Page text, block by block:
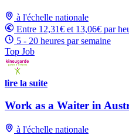
à l'échelle nationale
Entre 12,31€ et 13,06€ par
5 - 20 heures par semaine
Top Job
lire la suite
Work as a Waiter in
à l'échelle nationale